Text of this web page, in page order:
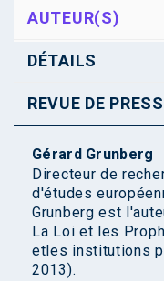
AUTEUR(S)
DÉTAILS
REVUE DE
Gérard Grunberg
Directeur de
d'études
Grunberg est
La Loi et les
etles institutions
2013).